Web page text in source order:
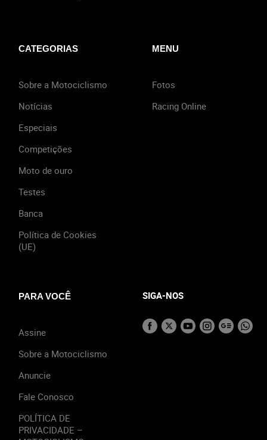
CATEGORIAS
Sobre a Motociclismo
Notícias
Especiais
Competições
Moto de ouro
Testes
Banca
Política de Cookies
(UE)
MENU
Fotos
Racing Online
PARA VOCÊ
Assine
Sobre a Motociclismo
Anuncie
Fale Conosco
POLÍTICA DE
PRIVACIDADE –
SIGA-NOS